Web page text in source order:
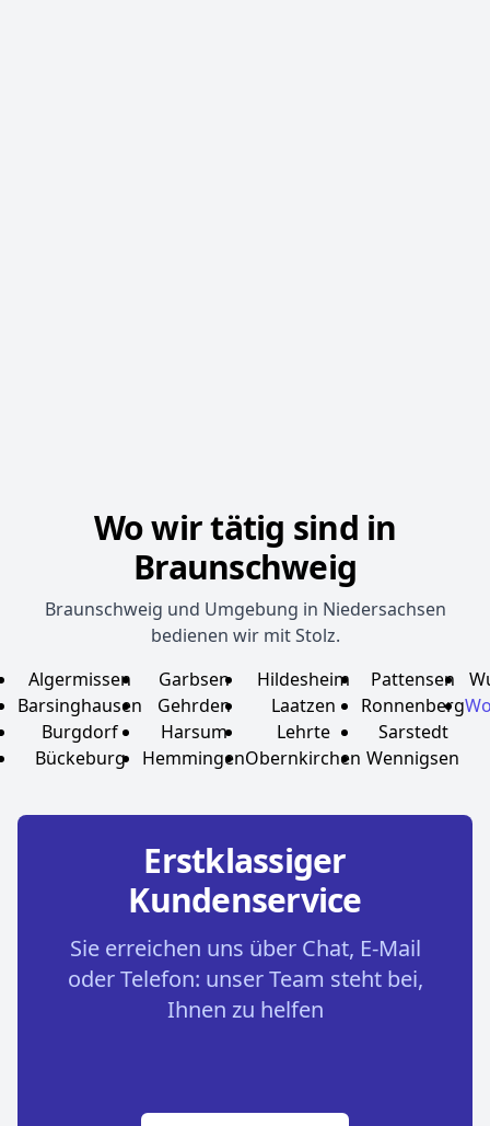
Wo wir tätig sind in
Braunschweig
Braunschweig und Umgebung in Niedersachsen
bedienen wir mit Stolz.
Algermissen
Barsinghausen
Burgdorf
Bückeburg
Garbsen
Gehrden
Harsum
Hemmingen
Hildesheim
Laatzen
Lehrte
Obernkirchen
Pattensen
Ronnenberg
Sarstedt
Wennigsen
Erstklassiger
Kundenservice
Sie erreichen uns über Chat, E-Mail
oder Telefon: unser Team steht bei,
Ihnen zu helfen